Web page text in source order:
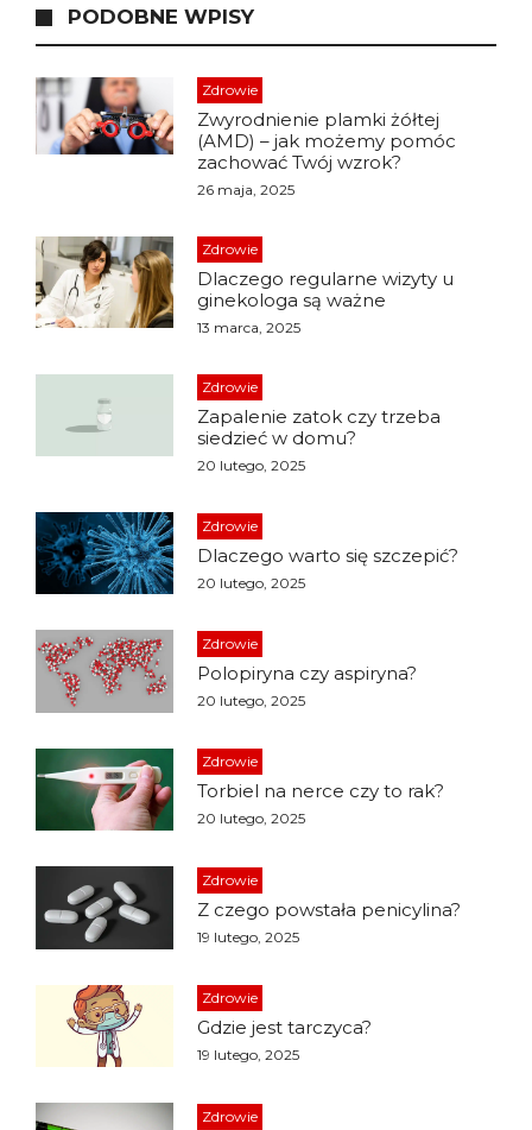
PODOBNE WPISY
Zdrowie
Zwyrodnienie plamki żółtej
(AMD) – jak możemy pomóc
zachować Twój wzrok?
26 maja, 2025
Zdrowie
Dlaczego regularne wizyty u
ginekologa są ważne
13 marca, 2025
Zdrowie
Zapalenie zatok czy trzeba
siedzieć w domu?
20 lutego, 2025
Zdrowie
Dlaczego warto się szczepić?
20 lutego, 2025
Zdrowie
Polopiryna czy aspiryna?
20 lutego, 2025
Zdrowie
Torbiel na nerce czy to rak?
20 lutego, 2025
Zdrowie
Z czego powstała penicylina?
19 lutego, 2025
Zdrowie
Gdzie jest tarczyca?
19 lutego, 2025
Zdrowie